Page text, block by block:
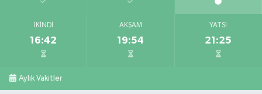
İKINDI
16:42
AKŞAM
19:54
YATSI
21:25
Aylık Vakitler